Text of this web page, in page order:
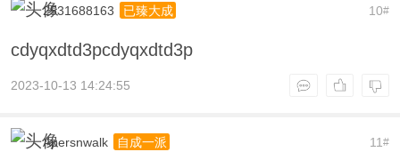
10#
2531688163 已臻大成
cdyqxdtd3pcdyqxdtd3p
2023-10-13 14:24:55
11#
Apersnwalk 自成一派